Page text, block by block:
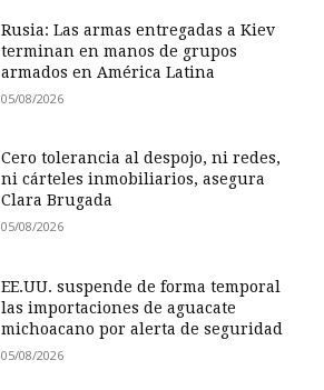
Rusia: Las armas entregadas a Kiev
terminan en manos de grupos
armados en América Latina
05/08/2026
Cero tolerancia al despojo, ni redes,
ni cárteles inmobiliarios, asegura
Clara Brugada
05/08/2026
EE.UU. suspende de forma temporal
las importaciones de aguacate
michoacano por alerta de seguridad
05/08/2026